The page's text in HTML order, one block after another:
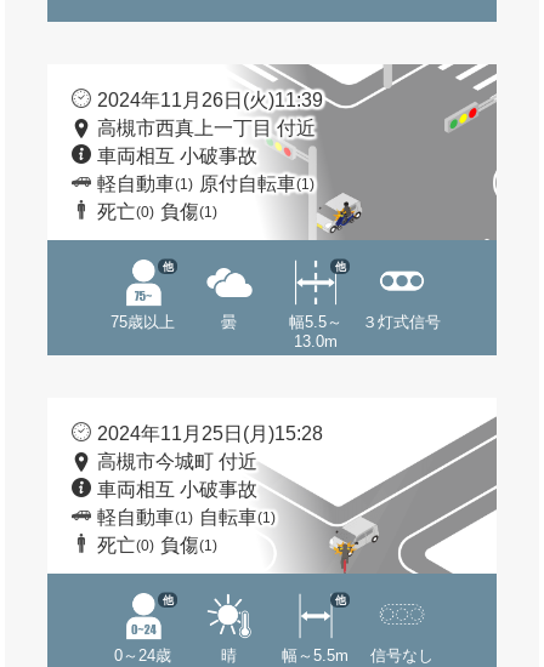
2024年11月26日(火)11:39
高槻市西真上一丁目 付近
車両相互 小破事故
軽自動車(1) 原付自転車(1)
死亡(0) 負傷(1)
75歳以上
他
曇
幅5.5～
13.0m
他
３灯式信号
2024年11月25日(月)15:28
高槻市今城町 付近
車両相互 小破事故
軽自動車(1) 自転車(1)
死亡(0) 負傷(1)
0～24歳
他
晴 幅～5.5m
他
信号なし